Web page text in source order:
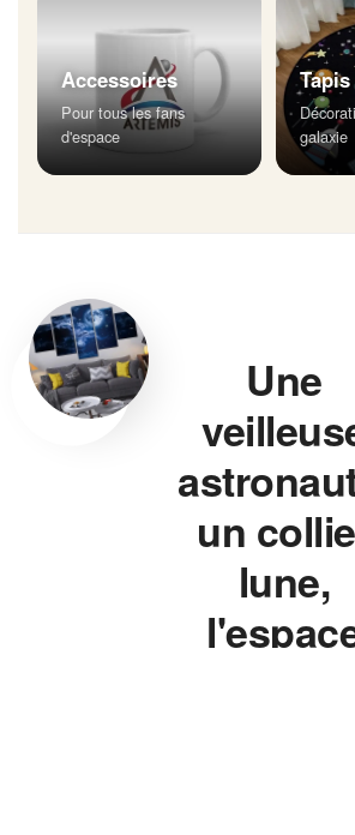
Accessoires
Pour tous les fans
d'espace
galaxie
Une
un
lune,